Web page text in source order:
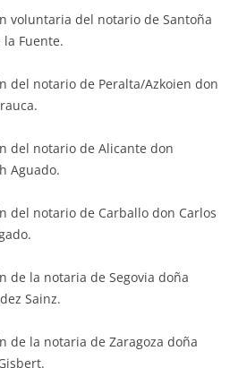
voluntaria del notario de Santoña
Fuente.
del notario de Peralta/Azkoien don
del notario de Alicante don
Aguado.
del notario de Carballo don Carlos
de la notaria de Segovia doña
Sainz.
de la notaria de Zaragoza doña